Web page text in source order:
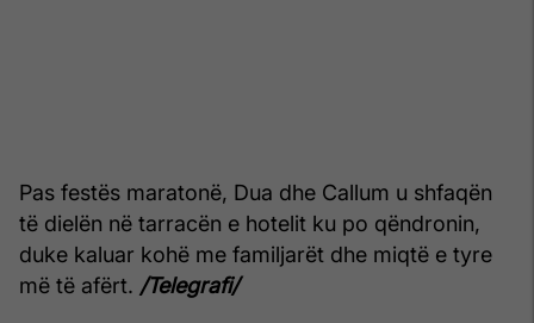
Pas festës maratonë, Dua dhe Callum u shfaqën
të dielën në tarracën e hotelit ku po qëndronin,
duke kaluar kohë me familjarët dhe miqtë e tyre
më të afërt. /Telegrafi/